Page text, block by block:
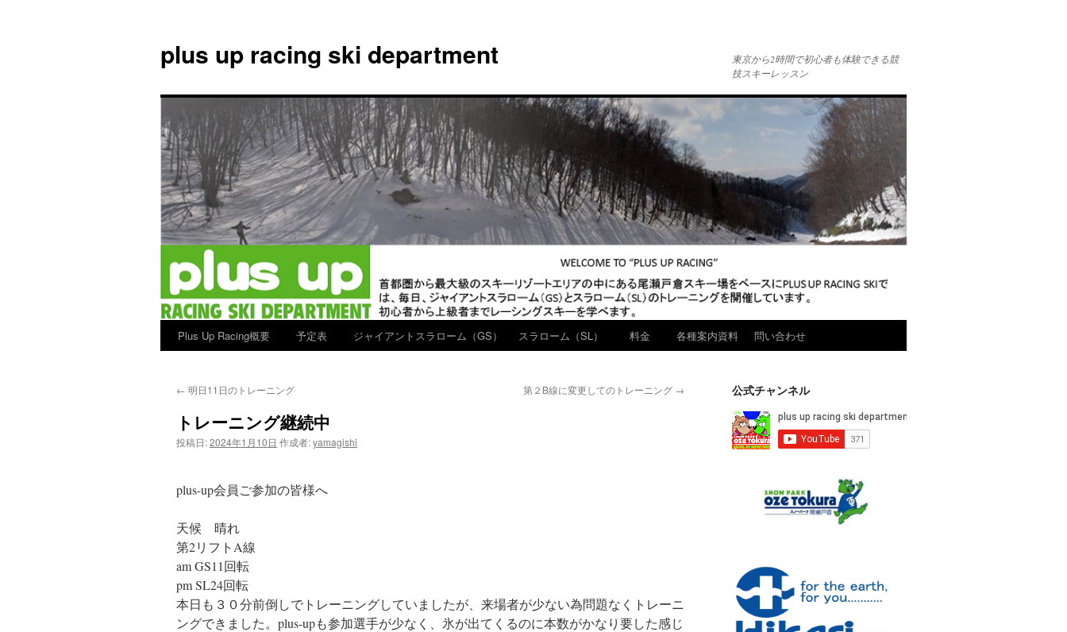
plus up racing ski department
東京から2時間で初心者も体験できる競
技スキーレッスン
へ
キ
プ
Plus Up Racing概要 予定表 ジャイアントスラローム（GS） スラローム（SL） 料金 各種案内資料 問い合わせ
← 明日11日のトレーニング 第２B線に変更してのトレーニング →
トレーニング継続中
投稿日:2024年1月10日 作成者:yamagishi
plus-up会員ご参加の皆様へ
天候 晴れ
第2リフトA線
am GS11回転
pm SL24回転
本日も３０分前倒しでトレーニングしていましたが、来場者が少ない為問題なくトレーニ
ングできました。plus-upも参加選手が少なく、氷が出てくるのに本数がかなり要した感じ
公式チャンネル